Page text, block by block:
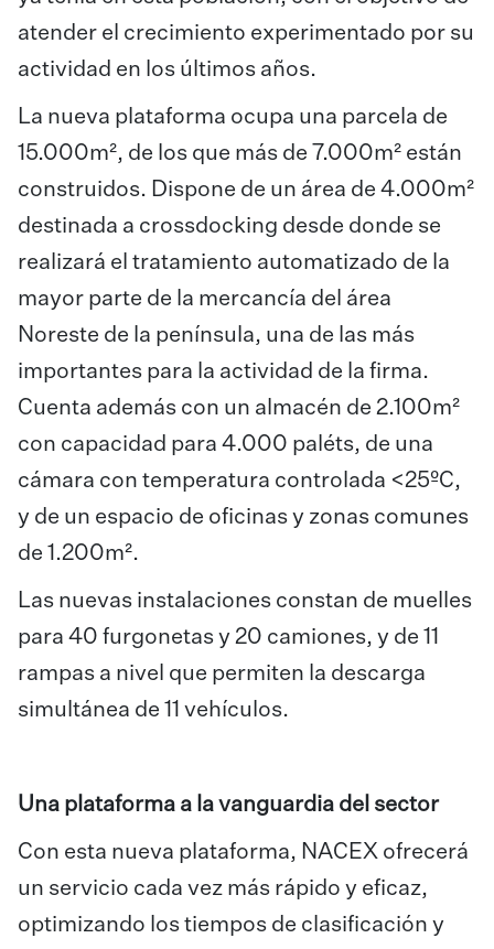
atender el crecimiento experimentado por su
actividad en los últimos años.
La nueva plataforma ocupa una parcela de
15.000m², de los que más de 7.000m² están
construidos. Dispone de un área de 4.000m²
destinada a crossdocking desde donde se
realizará el tratamiento automatizado de la
mayor parte de la mercancía del área
Noreste de la península, una de las más
importantes para la actividad de la firma.
Cuenta además con un almacén de 2.100m²
con capacidad para 4.000 paléts, de una
cámara con temperatura controlada <25ºC,
y de un espacio de oficinas y zonas comunes
de 1.200m².
Las nuevas instalaciones constan de muelles
para 40 furgonetas y 20 camiones, y de 11
rampas a nivel que permiten la descarga
simultánea de 11 vehículos.
Una plataforma a la vanguardia del sector
Con esta nueva plataforma, NACEX ofrecerá
un servicio cada vez más rápido y eficaz,
optimizando los tiempos de clasificación y